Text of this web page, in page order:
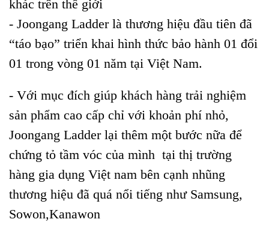
khác trên thế giới
- Joongang Ladder là thương hiệu đầu tiên đã
“táo bạo” triển khai hình thức bảo hành 01 đổi
01 trong vòng 01 năm tại Việt Nam.
- Với mục đích giúp khách hàng trải nghiệm
sản phẩm cao cấp chỉ với khoản phí nhỏ,
Joongang Ladder lại thêm một bước nữa để
chứng tỏ tầm vóc của mình tại thị trường
hàng gia dụng Việt nam bên cạnh nhũng
thương hiệu đã quá nổi tiếng như Samsung,
Sowon,Kanawon